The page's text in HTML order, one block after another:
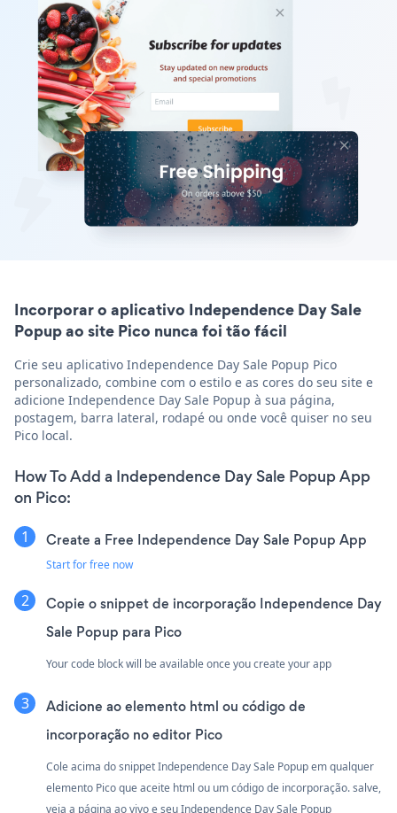
Incorporar o aplicativo Independence Day Sale
Popup ao site Pico nunca foi tão fácil
Crie seu aplicativo Independence Day Sale Popup Pico
personalizado, combine com o estilo e as cores do seu site e
adicione Independence Day Sale Popup à sua página,
postagem, barra lateral, rodapé ou onde você quiser no seu
Pico local.
How To Add a Independence Day Sale Popup App
on Pico:
Create a Free Independence Day Sale Popup App
Start for free now
Copie o snippet de incorporação Independence Day
Sale Popup para Pico
Your code block will be available once you create your app
Adicione ao elemento html ou código de
incorporação no editor Pico
Cole acima do snippet Independence Day Sale Popup em qualquer
elemento Pico que aceite html ou um código de incorporação. salve,
veja a página ao vivo e seu Independence Day Sale Popup